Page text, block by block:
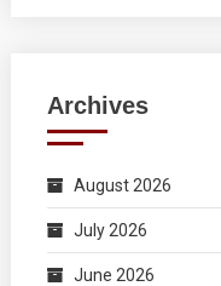
Archives
August 2026
July 2026
June 2026